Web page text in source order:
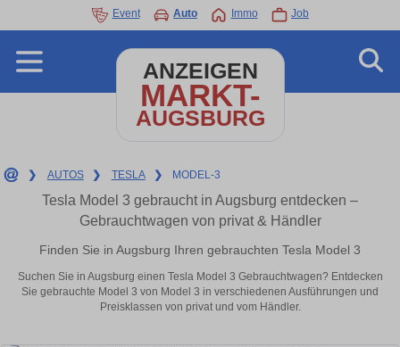
Event Auto Immo Job
ANZEIGEN
MARKT-
AUGSBURG
❯ AUTOS ❯ TESLA ❯ MODEL-3
Tesla Model 3 gebraucht in Augsburg entdecken –
Gebrauchtwagen von privat & Händler
Finden Sie in Augsburg Ihren gebrauchten Tesla Model 3
Suchen Sie in Augsburg einen Tesla Model 3 Gebrauchtwagen? Entdecken
Sie gebrauchte Model 3 von Model 3 in verschiedenen Ausführungen und
Preisklassen von privat und vom Händler.